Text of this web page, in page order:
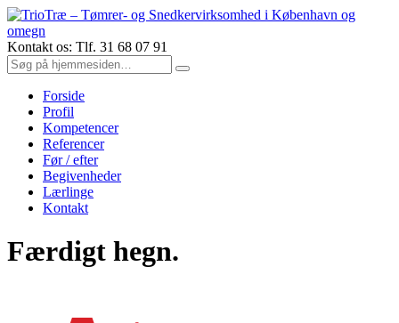
Kontakt os: Tlf. 31 68 07 91
Forside
Profil
Kompetencer
Referencer
Før / efter
Begivenheder
Lærlinge
Kontakt
Færdigt hegn.